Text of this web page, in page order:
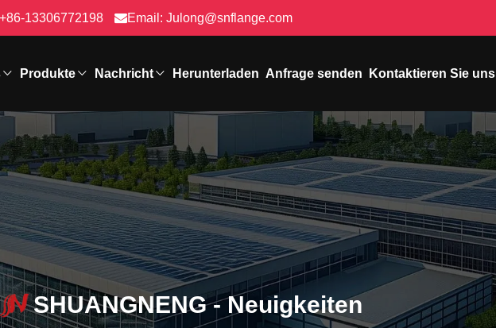
13306772198 Email: Julong@snflange.com
Produkte Nachricht Herunterladen Anfrage senden Kontaktieren Sie uns
SHUANGNENG - Neuigkeiten